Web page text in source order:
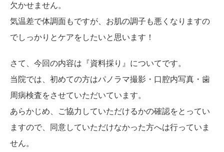
欠かせません。
気温差で体調面もですが、お肌の調子も悪くなりますの
でしっかりとケアをしたいと思います！
さて、今回の内容は『資料採り』についてです。
当院では、初めての方はパノラマ撮影・口腔内写真・歯
周病検査をさせていただいています。
あらかじめ、ご協力していただけるかの確認をとってい
ますので、同意していただけなかった方へは行っていま
せん。